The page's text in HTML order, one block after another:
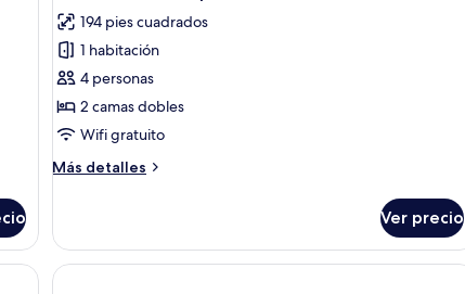
las
fotos
de
Habitación
cuádruple
194 pies cuadrados
1 habitación
4 personas
2 camas dobles
Wifi gratuito
Más detalles
Más
cuádruple
clásica
Ver precio